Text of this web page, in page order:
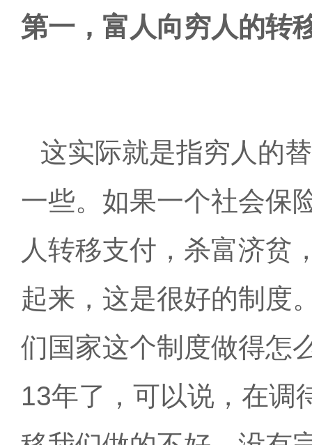
第一，富人向穷人的转
这实际就是指穷人的
一些。如果一个社会保
人转移支付，杀富济贫
起来，这是很好的制度
们国家这个制度做得怎
13年了，可以说，在调